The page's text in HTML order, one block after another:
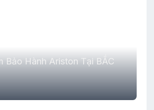
Bảo Hành Ariston Tại BẮC